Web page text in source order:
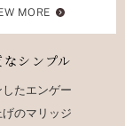
MORE
シンプル
たエンゲー
のマリッジ